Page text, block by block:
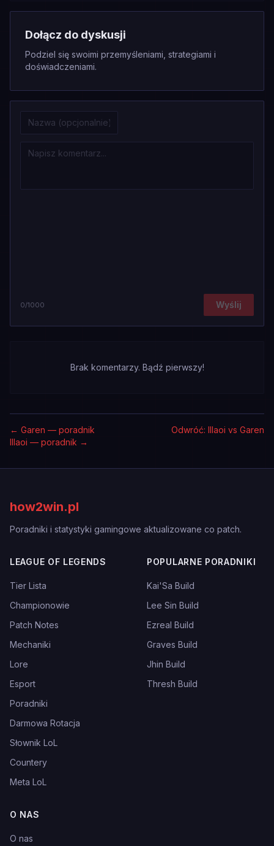
Dołącz do dyskusji
Podziel się swoimi przemyśleniami, strategiami i
doświadczeniami.
0/1000 Wyślij
Brak komentarzy. Bądź pierwszy!
← Garen — poradnik
Odwróć: Illaoi vs Garen
Illaoi — poradnik →
how2win.pl
Poradniki i statystyki gamingowe aktualizowane co patch.
LEAGUE OF LEGENDS
Tier Lista
Championowie
Patch Notes
Mechaniki
Lore
Esport
Poradniki
Darmowa Rotacja
Słownik LoL
Countery
Meta LoL
POPULARNE PORADNIKI
Kai'Sa Build
Lee Sin Build
Ezreal Build
Graves Build
Jhin Build
Thresh Build
O NAS
O nas